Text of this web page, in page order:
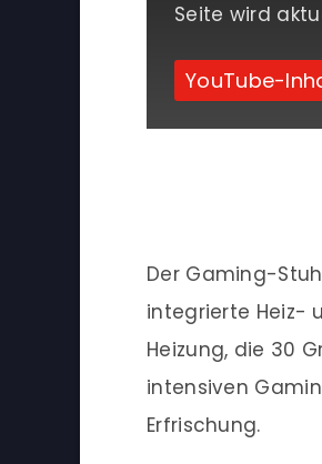
Seite wird
YouTube-
Der Gaming-
integrierte Heiz-
Heizung, die 30
intensiven
Erfrischung.